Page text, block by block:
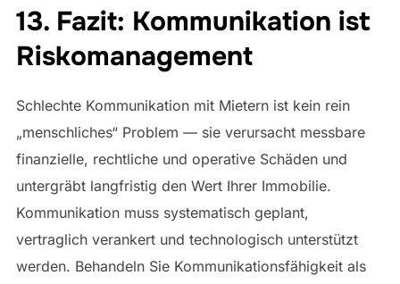
13. Fazit: Kommunikation ist
Riskomanagement
Schlechte Kommunikation mit Mietern ist kein rein
„menschliches“ Problem — sie verursacht messbare
finanzielle, rechtliche und operative Schäden und
untergräbt langfristig den Wert Ihrer Immobilie.
Kommunikation muss systematisch geplant,
vertraglich verankert und technologisch unterstützt
werden. Behandeln Sie Kommunikationsfähigkeit als